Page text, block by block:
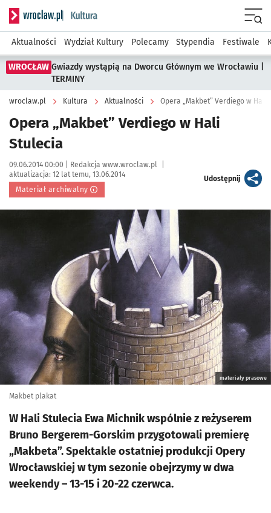
Serwis informacyjny wroclaw.pl podserwis: Kultura
Aktualności Wydział Kultury Polecamy Stypendia Festiwale
WROCŁAW Gwiazdy wystąpią na Dworcu Głównym we Wrocławiu |
TERMINY
wroclaw.pl Kultura Aktualności Opera „Makbet” Verdiego w Hali
Opera „Makbet” Verdiego w Hali
Stulecia
Data publikacji:
09.06.2014 00:00 | Autor:
Redakcja www.wroclaw.pl
aktualizacja: 12 lat temu, 13.06.2014
Materiał archiwalny
Udostępnijartykuł
materiały prasowe
Makbet plakat
W Hali Stulecia Ewa Michnik wspólnie z reżyserem
Bruno Bergerem-Gorskim przygotowali premierę
„Makbeta”. Spektakle ostatniej produkcji Opery
Wrocławskiej w tym sezonie obejrzymy w dwa
weekendy – 13-15 i 20-22 czerwca.